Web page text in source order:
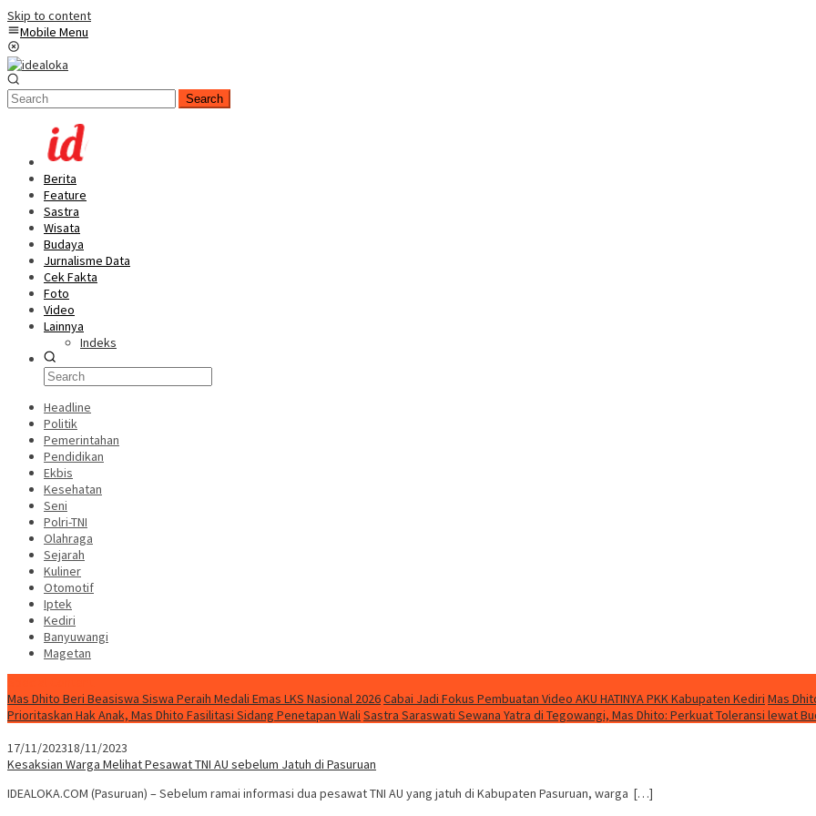
Skip to content
Mobile Menu
Search
Berita
Feature
Sastra
Wisata
Budaya
Jurnalisme Data
Cek Fakta
Foto
Video
Lainnya
Indeks
Headline
Politik
Pemerintahan
Pendidikan
Ekbis
Kesehatan
Seni
Polri-TNI
Olahraga
Sejarah
Kuliner
Otomotif
Iptek
Kediri
Banyuwangi
Magetan
Mas Dhito Beri Beasiswa Siswa Peraih Medali Emas LKS Nasional 2026Cabai Jadi Fokus Pembuatan Video AKU HATINYA PKK Kabupaten Kediri Mas
Prioritaskan Hak Anak, Mas Dhito Fasilitasi Sidang Penetapan Wali Sastra Saraswati Sewana Yatra di Tegowangi, Mas Dhito: Perkuat Toleransi lewat
17/11/202318/11/2023
Kesaksian Warga Melihat Pesawat TNI AU sebelum Jatuh di Pasuruan
IDEALOKA.COM (Pasuruan) – Sebelum ramai informasi dua pesawat TNI AU yang jatuh di Kabupaten Pasuruan, warga […]